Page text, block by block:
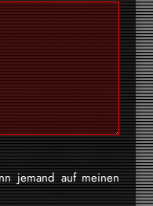
jemand auf meinen